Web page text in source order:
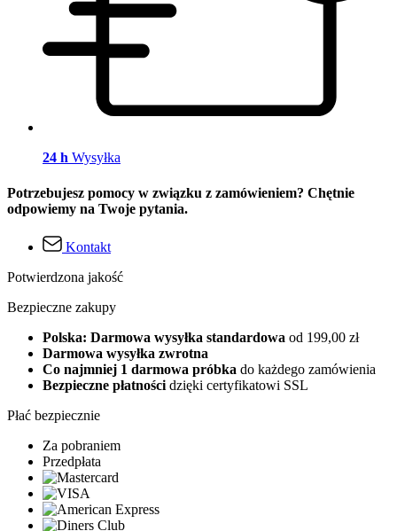
24 h Wysyłka
Potrzebujesz pomocy w związku z zamówieniem? Chętnie
odpowiemy na Twoje pytania.
Kontakt
Potwierdzona jakość
Bezpieczne zakupy
Polska: Darmowa wysyłka standardowa od 199,00 zł
Darmowa wysyłka zwrotna
Co najmniej 1 darmowa próbka do każdego zamówienia
Bezpieczne płatności dzięki certyfikatowi SSL
Płać bezpiecznie
Za pobraniem
Przedpłata